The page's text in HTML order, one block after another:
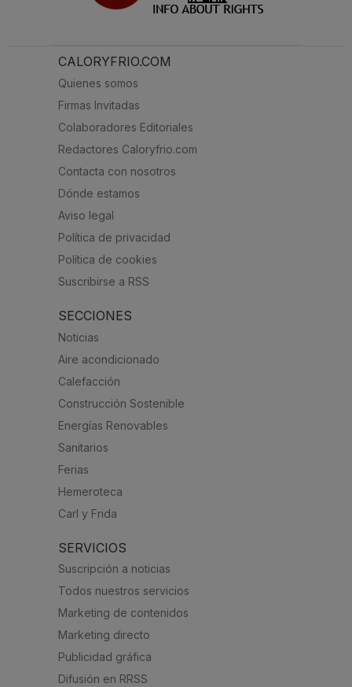
CALORYFRIO.COM
Quienes somos
Firmas Invitadas
Colaboradores Editoriales
Redactores Caloryfrio.com
Contacta con nosotros
Dónde estamos
Aviso legal
Política de privacidad
Política de cookies
Suscribirse a RSS
SECCIONES
Noticias
Aire acondicionado
Calefacción
Construcción Sostenible
Energías Renovables
Sanitarios
Ferias
Hemeroteca
Carl y Frida
SERVICIOS
Suscripción a noticias
Todos nuestros servicios
Marketing de contenidos
Marketing directo
Publicidad gráfica
Difusión en RRSS